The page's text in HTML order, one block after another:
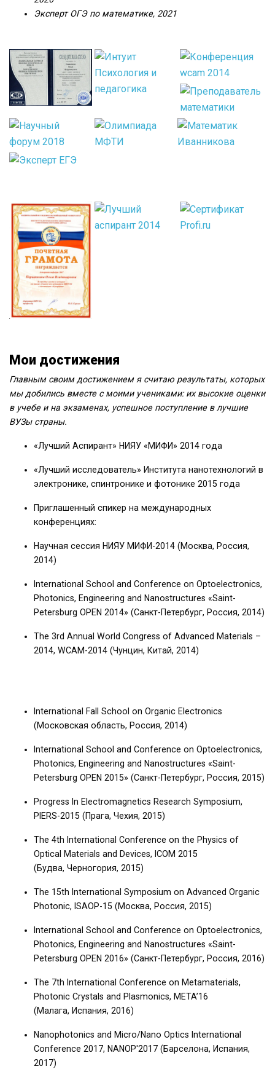
Эксперт ОГЭ по математике, 2021
Мои достижения
Главным своим достижением я считаю результаты, которых
мы добились вместе с моими учениками: их высокие оценки
в учебе и на экзаменах, успешное поступление в лучшие
ВУЗы страны.
«Лучший Аспирант» НИЯУ «МИФИ» 2014 года
«Лучший исследователь» Института нанотехнологий в
электронике, спинтронике и фотонике 2015 года
Приглашенный спикер на международных
конференциях:
Научная сессия НИЯУ МИФИ-2014 (Москва, Россия,
2014)
International School and Conference on Optoelectronics,
Photonics, Engineering and Nanostructures «Saint-
Petersburg OPEN 2014» (Санкт-Петербург, Россия, 2014)
The 3rd Annual World Congress of Advanced Materials –
2014, WCAM-2014 (Чунцин, Китай, 2014)
International Fall School on Organic Electronics
(Московская область, Россия, 2014)
International School and Conference on Optoelectronics,
Photonics, Engineering and Nanostructures «Saint-
Petersburg OPEN 2015» (Санкт-Петербург, Россия, 2015)
Progress In Electromagnetics Research Symposium,
PIERS-2015 (Прага, Чехия, 2015)
The 4th International Conference on the Physics of
Optical Materials and Devices, ICOM 2015
(Будва, Черногория, 2015)
The 15th International Symposium on Advanced Organic
Photonic, ISAOP-15 (Москва, Россия, 2015)
International School and Conference on Optoelectronics,
Photonics, Engineering and Nanostructures «Saint-
Petersburg OPEN 2016» (Санкт-Петербург, Россия, 2016)
The 7th International Conference on Metamaterials,
Photonic Crystals and Plasmonics, META’16
(Малага, Испания, 2016)
Nanophotonics and Micro/Nano Optics International
Conference 2017, NANOP'2017 (Барселона, Испания,
2017)